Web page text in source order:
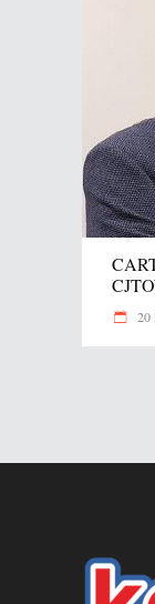
20